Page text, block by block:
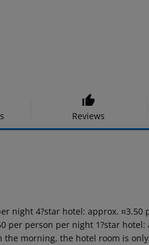
Reviews
night 4?star hotel: approx. ¤3.50
per person per night 1?star hotel:
morning, the hotel room is